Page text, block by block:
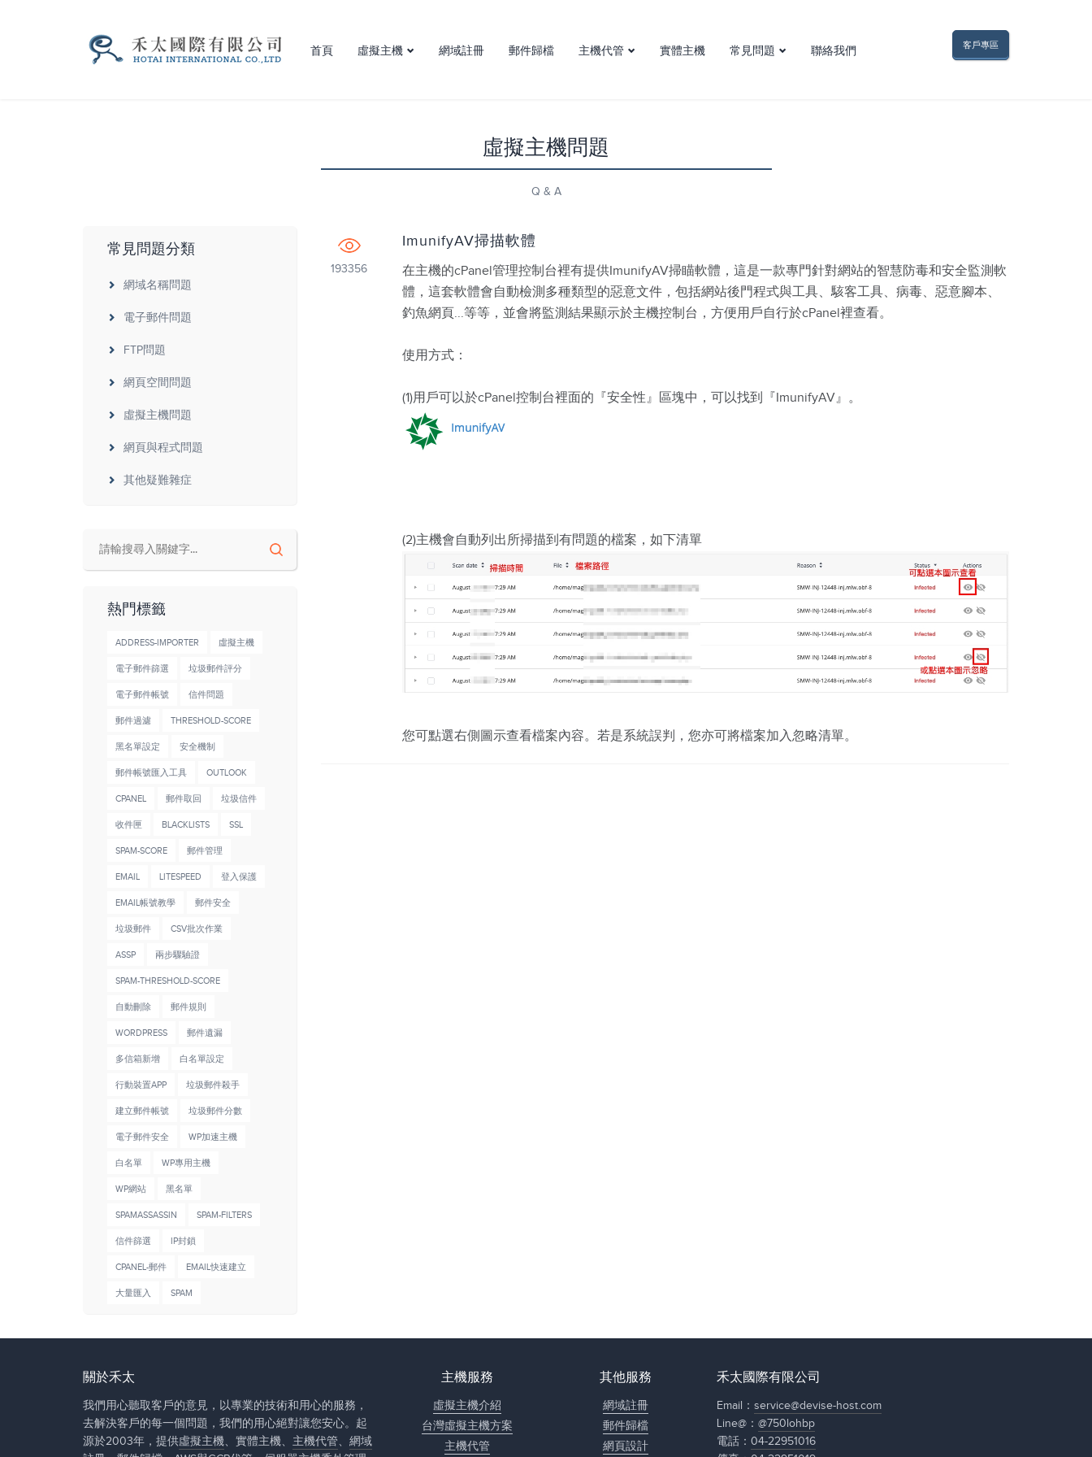
首頁 虛擬主機 網域註冊 郵件歸檔 主機代管 實體主機 常見問題 聯絡我們 客戶專區
虛擬主機問題
Q & A
常見問題分類
網域名稱問題
電子郵件問題
FTP問題
網頁空間問題
虛擬主機問題
網頁與程式問題
其他疑難雜症
熱門標籤
ADDRESS-IMPORTER 虛擬主機
電子郵件篩選 垃圾郵件評分
電子郵件帳號 信件問題
郵件過濾 THRESHOLD-SCORE
黑名單設定 安全機制
郵件帳號匯入工具 OUTLOOK
CPANEL 郵件取回 垃圾信件
收件匣 BLACKLISTS SSL
SPAM-SCORE 郵件管理
EMAIL LITESPEED 登入保護
EMAIL帳號教學 郵件安全
垃圾郵件 CSV批次作業
ASSP 兩步驟驗證
SPAM-THRESHOLD-SCORE
自動刪除 郵件規則
WORDPRESS 郵件遺漏
多信箱新增 白名單設定
行動裝置APP 垃圾郵件殺手
建立郵件帳號 垃圾郵件分數
電子郵件安全 WP加速主機
白名單 WP專用主機
WP網站 黑名單
SPAMASSASSIN SPAM-FILTERS
信件篩選 IP封鎖
CPANEL-郵件 EMAIL快速建立
大量匯入 SPAM
193356
ImunifyAV掃描軟體
在主機的cPanel管理控制台裡有提供ImunifyAV掃瞄軟體，這是一款專門針對網站的智慧防毒和安全監測軟
體，這套軟體會自動檢測多種類型的惡意文件，包括網站後門程式與工具、駭客工具、病毒、惡意腳本、
釣魚網頁...等等，並會將監測結果顯示於主機控制台，方便用戶自行於cPanel裡查看。
使用方式：
(1)用戶可以於cPanel控制台裡面的『安全性』區塊中，可以找到『ImunifyAV』。
(2)主機會自動列出所掃描到有問題的檔案，如下清單
您可點選右側圖示查看檔案內容。若是系統誤判，您亦可將檔案加入忽略清單。
關於禾太
我們用心聽取客戶的意見，以專業的技術和用心的服務，
去解決客戶的每一個問題，我們的用心絕對讓您安心。起
源於2003年，提供虛擬主機、實體主機、 主機代管、 網域
主機服務
虛擬主機介紹
台灣虛擬主機方案
主機代管
其他服務
網域註冊
郵件歸檔
網頁設計
禾太國際有限公司
Email： service@devise-host.com
Line@： @750lohbp
電話： 04-22951016